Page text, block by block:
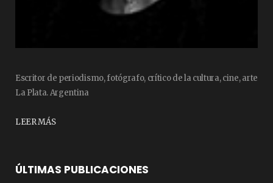
Escritor de periodismo, fotógrafo, crítico de la cultura, cine, arte
La Plata. Argentina
LEER MÁS
ÚLTIMAS PUBLICACIONES